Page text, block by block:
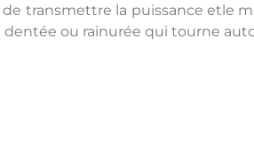
transmettre la puissance etle
ou rainurée qui tourne